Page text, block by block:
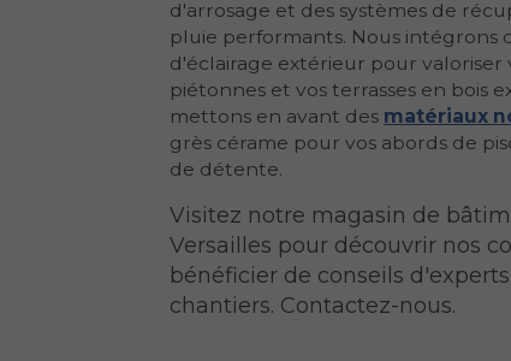
d'arrosage et des systèmes de
pluie performants. Nous intégrons
d'éclairage extérieur pour valoriser
piétonnes et vos terrasses en bois
mettons en avant des matériaux
grès cérame pour vos abords de
de détente.
Visitez notre magasin de
Versailles pour découvrir nos
bénéficier de conseils
chantiers. Contactez-nous.